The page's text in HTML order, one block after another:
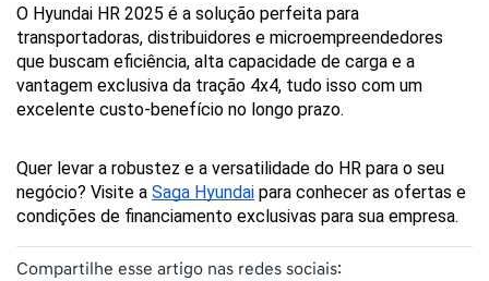
O Hyundai HR 2025 é a solução perfeita para
transportadoras, distribuidores e microempreendedores
que buscam eficiência, alta capacidade de carga e a
vantagem exclusiva da tração 4x4, tudo isso com um
excelente custo-benefício no longo prazo.
Quer levar a robustez e a versatilidade do HR para o seu
negócio? Visite a Saga Hyundai para conhecer as ofertas e
condições de financiamento exclusivas para sua empresa.
Compartilhe esse artigo nas redes sociais: